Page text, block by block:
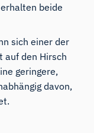
beide
sich einer der
auf den Hirsch
geringere,
davon,